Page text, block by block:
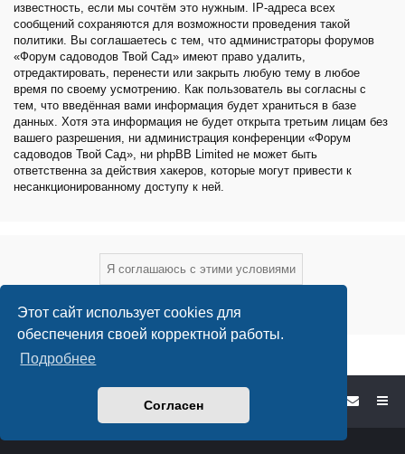
Этот сайт использует cookies для
обеспечения своей корректной работы.
Подробнее
Согласен
известность, если мы сочтём это нужным. IP-адреса всех
сообщений сохраняются для возможности проведения такой
политики. Вы соглашаетесь с тем, что администраторы форумов
«Форум садоводов Твой Сад» имеют право удалить,
отредактировать, перенести или закрыть любую тему в любое
время по своему усмотрению. Как пользователь вы согласны с
тем, что введённая вами информация будет храниться в базе
данных. Хотя эта информация не будет открыта третьим лицам без
вашего разрешения, ни администрация конференции «Форум
садоводов Твой Сад», ни phpBB Limited не может быть
ответственна за действия хакеров, которые могут привести к
несанкционированному доступу к ней.
Форум садоводов - список форумов